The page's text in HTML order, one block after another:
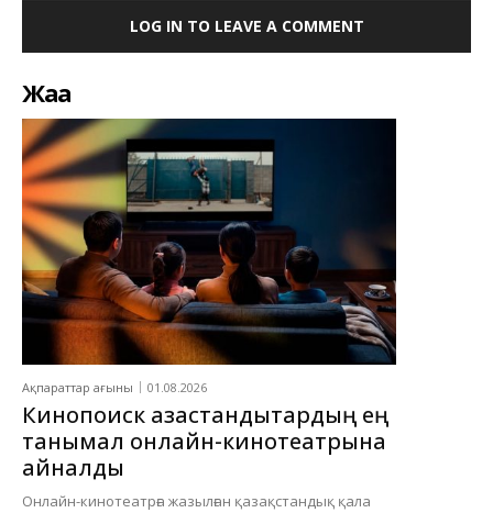
LOG IN TO LEAVE A COMMENT
Жаңа
Ақпараттар ағыны 01.08.2026
Кинопоиск қазақстандықтардың ең
танымал онлайн-кинотеатрына
айналды
Онлайн-кинотеатрға жазылған қазақстандық қала